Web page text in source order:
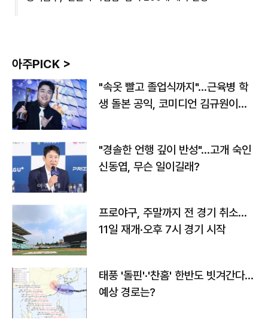
아주PICK >
"속옷 빨고 졸업식까지"…근육병 학
생 돌본 공익, 코미디언 김규원이었
"경솔한 언행 깊이 반성"…고개 숙인
신동엽, 무슨 일이길래?
프로야구, 주말까지 전 경기 취소…
11일 재개·오후 7시 경기 시작
태풍 '돌핀'·'찬홈' 한반도 빗겨간다…
예상 경로는?